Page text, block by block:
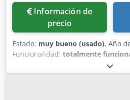
Información de
precio
Estado: muy bueno (usado), Año
Funcionalidad: totalmente
máquina regruesadora
Cedpfx Aezrtpmob Toha 6 rodillos
cepillado. Disposición de los